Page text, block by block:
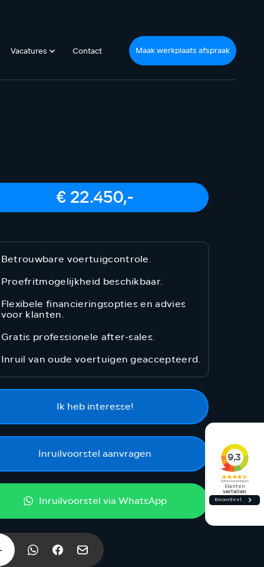
Vacatures Contact Maak werkplaats afspraak
€ 22.450,-
Betrouwbare voertuigcontrole.
Proefritmogelijkheid beschikbaar.
Flexibele financieringsopties en advies
voor klanten.
Gratis professionele after-sales.
Inruil van oude voertuigen geaccepteerd.
Ik heb interesse!
Inruilvoorstel aanvragen
Inruilvoorstel via WhatsApp